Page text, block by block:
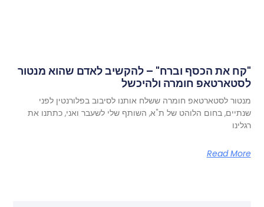
"קח את הכסף וברח" – להקשיב לאדם שהוא מנטור
לסטארטאפ חומרה ולהיכשל
מנטור לסטארטאפ חומרה ששלח אותנו לסיבוב בפלורנטין לפני
שנתיים, בחום הלוהט של ת"א, השותף שלי לשעבר ואני, כתתנו את
רגלינו
Read More